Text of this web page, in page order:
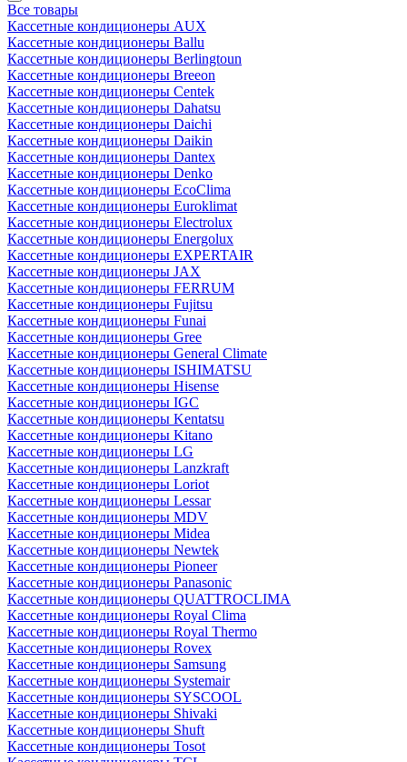
Все товары
Кассетные кондиционеры AUX
Кассетные кондиционеры Ballu
Кассетные кондиционеры Berlingtoun
Кассетные кондиционеры Breeon
Кассетные кондиционеры Centek
Кассетные кондиционеры Dahatsu
Кассетные кондиционеры Daichi
Кассетные кондиционеры Daikin
Кассетные кондиционеры Dantex
Кассетные кондиционеры Denko
Кассетные кондиционеры EcoClima
Кассетные кондиционеры Euroklimat
Кассетные кондиционеры Electrolux
Кассетные кондиционеры Energolux
Кассетные кондиционеры EXPERTAIR
Кассетные кондиционеры JAX
Кассетные кондиционеры FERRUM
Кассетные кондиционеры Fujitsu
Кассетные кондиционеры Funai
Кассетные кондиционеры Gree
Кассетные кондиционеры General Climate
Кассетные кондиционеры ISHIMATSU
Кассетные кондиционеры Hisense
Кассетные кондиционеры IGC
Кассетные кондиционеры Kentatsu
Кассетные кондиционеры Kitano
Кассетные кондиционеры LG
Кассетные кондиционеры Lanzkraft
Кассетные кондиционеры Loriot
Кассетные кондиционеры Lessar
Кассетные кондиционеры MDV
Кассетные кондиционеры Midea
Кассетные кондиционеры Newtek
Кассетные кондиционеры Pioneer
Кассетные кондиционеры Panasonic
Кассетные кондиционеры QUATTROCLIMA
Кассетные кондиционеры Royal Clima
Кассетные кондиционеры Royal Thermo
Кассетные кондиционеры Rovex
Кассетные кондиционеры Samsung
Кассетные кондиционеры Systemair
Кассетные кондиционеры SYSCOOL
Кассетные кондиционеры Shivaki
Кассетные кондиционеры Shuft
Кассетные кондиционеры Tosot